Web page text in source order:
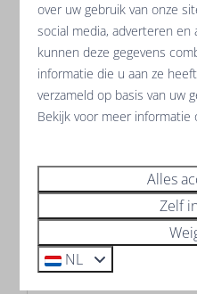
In de omgeving: 5km
Les Sables
over uw gebruik van onze
social media, adverteren en
kunnen deze gegevens
informatie die u aan ze
verzameld op basis van uw
Bekijk voor meer informatie
Alles
Zelf
NL